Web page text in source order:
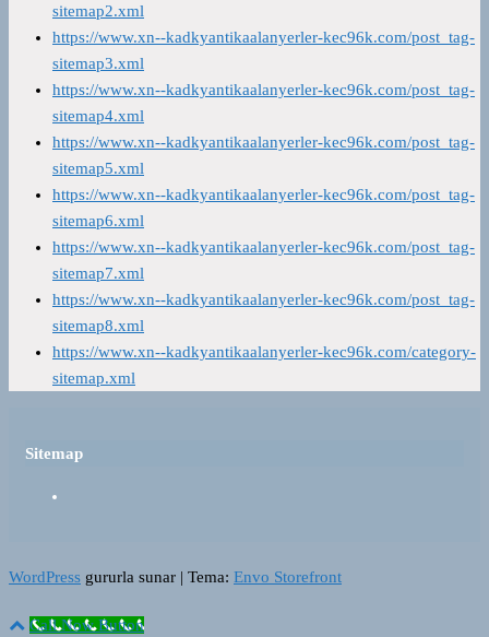
sitemap2.xml
https://www.xn--kadkyantikaalanyerler-kec96k.com/post_tag-
sitemap3.xml
https://www.xn--kadkyantikaalanyerler-kec96k.com/post_tag-
sitemap4.xml
https://www.xn--kadkyantikaalanyerler-kec96k.com/post_tag-
sitemap5.xml
https://www.xn--kadkyantikaalanyerler-kec96k.com/post_tag-
sitemap6.xml
https://www.xn--kadkyantikaalanyerler-kec96k.com/post_tag-
sitemap7.xml
https://www.xn--kadkyantikaalanyerler-kec96k.com/post_tag-
sitemap8.xml
https://www.xn--kadkyantikaalanyerler-kec96k.com/category-
sitemap.xml
Sitemap
WordPress gururla sunar | Tema: Envo Storefront
Call Now Button